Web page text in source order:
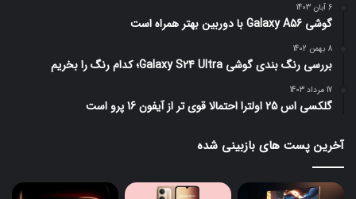
6 آبان 1403
گوشی Galaxy A56 با دوربین بهتر همراه است
8 بهمن 1402
بررسی رنگ بندی گوشی Galaxy S24 Ultra؛ کدام رنگ را بخریم
17 مرداد 1403
گلکسی اس 25 اولترا احتمالا قوی تر از آیفون 16 پرو است
آخرین پست های بازبینی شده